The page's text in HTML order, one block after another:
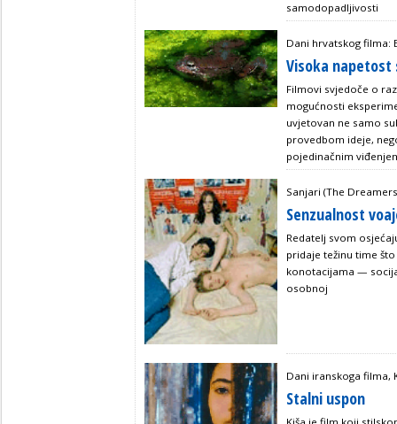
samodopadljivosti
Dani hrvatskog filma:
Visoka
Filmovi svjedoče o
mogućnosti
uvjetovan ne samo
provedbom ideje,
pojedinačnim
Sanjari (The
Senzualnost
Redatelj svom
pridaje težinu time
konotacijama —
osobnoj
Dani iranskoga filma,
Stalni uspon